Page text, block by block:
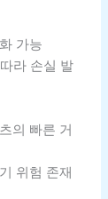
가능
라 손실 발
의 빠른 거
위험 존재